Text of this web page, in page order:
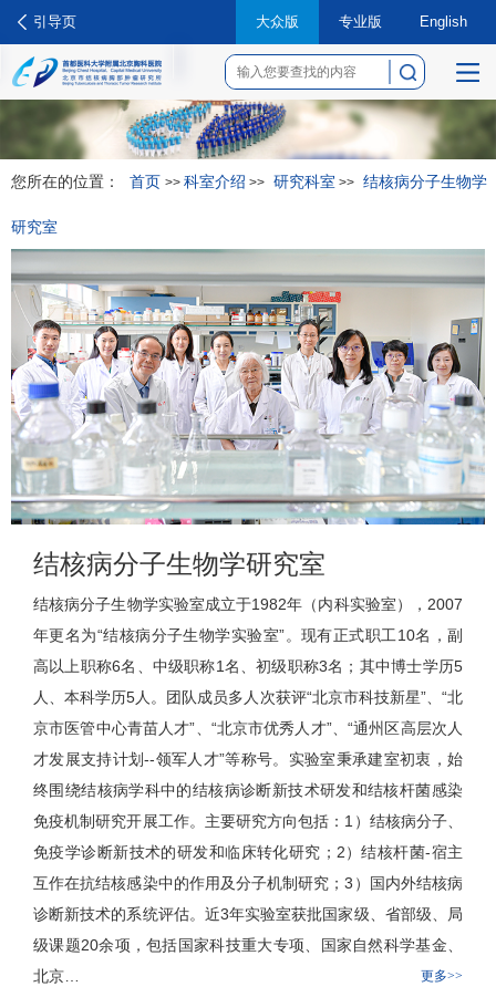
引导页 大众版 专业版 English
菜
您所在的位置： 首页 >> 科室介绍 >> 研究科室 >> 结核病分子生物学
研究室
结核病分子生物学研究室
结核病分子生物学实验室成立于1982年（内科实验室），2007
年更名为“结核病分子生物学实验室”。现有正式职工10名，副
高以上职称6名、中级职称1名、初级职称3名；其中博士学历5
人、本科学历5人。团队成员多人次获评“北京市科技新星”、“北
京市医管中心青苗人才”、“北京市优秀人才”、“通州区高层次人
才发展支持计划--领军人才”等称号。实验室秉承建室初衷，始
终围绕结核病学科中的结核病诊断新技术研发和结核杆菌感染
免疫机制研究开展工作。主要研究方向包括：1）结核病分子、
免疫学诊断新技术的研发和临床转化研究；2）结核杆菌-宿主
互作在抗结核感染中的作用及分子机制研究；3）国内外结核病
诊断新技术的系统评估。近3年实验室获批国家级、省部级、局
级课题20余项，包括国家科技重大专项、国家自然科学基金、
北京…
更多>>